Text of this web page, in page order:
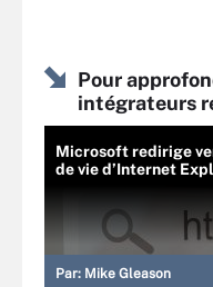
Pour
intégrateurs
Microsoft redirige
de vie d’Internet
Par: Mike Gleason